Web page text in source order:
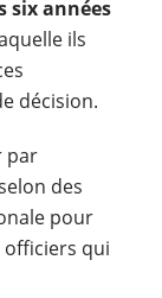
six années
ils
décision.
par
des
pour
officiers qui